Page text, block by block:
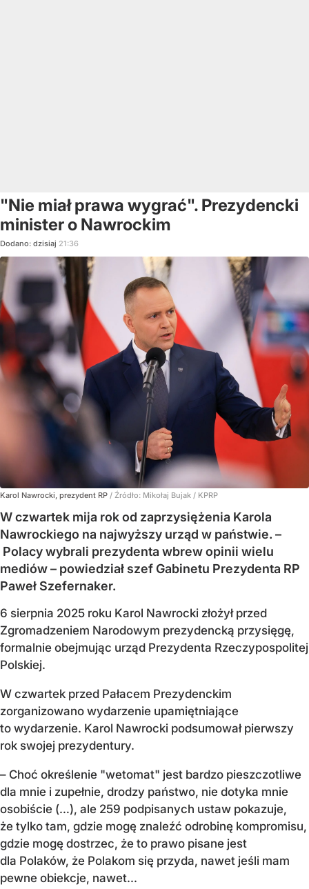
"Nie miał prawa wygrać". Prezydencki
minister o Nawrockim
Dodano: dzisiaj 21:36
Karol Nawrocki, prezydent RP / Źródło: Mikołaj Bujak / KPRP
W czwartek mija rok od zaprzysiężenia Karola
Nawrockiego na najwyższy urząd w państwie. –
Polacy wybrali prezydenta wbrew opinii wielu
mediów – powiedział szef Gabinetu Prezydenta RP
Paweł Szefernaker.
6 sierpnia 2025 roku Karol Nawrocki złożył przed
Zgromadzeniem Narodowym prezydencką przysięgę,
formalnie obejmując urząd Prezydenta Rzeczypospolitej
Polskiej.
W czwartek przed Pałacem Prezydenckim
zorganizowano wydarzenie upamiętniające
to wydarzenie. Karol Nawrocki podsumował pierwszy
rok swojej prezydentury.
– Choć określenie "wetomat" jest bardzo pieszczotliwe
dla mnie i zupełnie, drodzy państwo, nie dotyka mnie
osobiście (…), ale 259 podpisanych ustaw pokazuje,
że tylko tam, gdzie mogę znaleźć odrobinę kompromisu,
gdzie mogę dostrzec, że to prawo pisane jest
dla Polaków, że Polakom się przyda, nawet jeśli mam
pewne obiekcje, nawet...